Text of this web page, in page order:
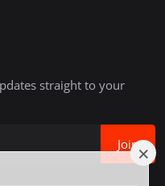
straight to your
Join